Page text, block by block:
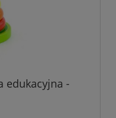
edukacyjna -